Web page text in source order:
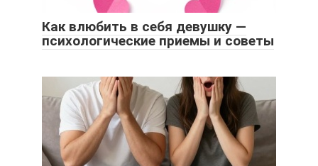
Как влюбить в себя девушку —
психологические приемы и советы